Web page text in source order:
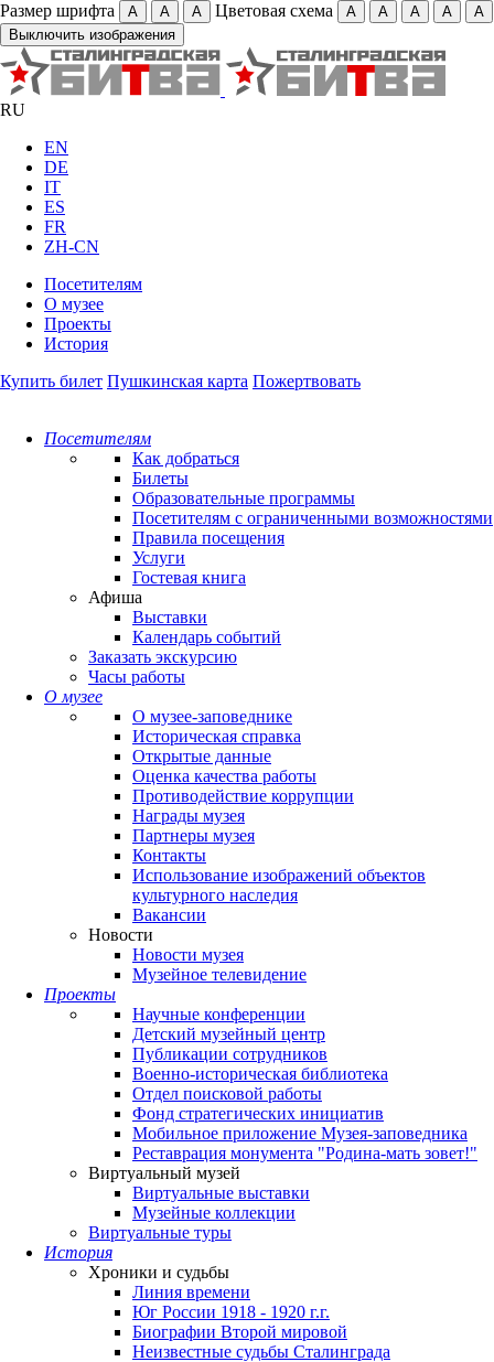
Размер шрифта А А А Цветовая схема А А А А
А
Выключить изображения
RU
EN
DE
IT
ES
FR
ZH-CN
Посетителям
О музее
Проекты
История
Купить билет Пушкинская карта Пожертвовать
Посетителям
Как добраться
Билеты
Образовательные программы
Посетителям с ограниченными возможностями
Правила посещения
Услуги
Гостевая книга
Афиша
Выставки
Календарь событий
Заказать экскурсию
Часы работы
О музее
О музее-заповеднике
Историческая справка
Открытые данные
Оценка качества работы
Противодействие коррупции
Награды музея
Партнеры музея
Контакты
Использование изображений объектов
культурного наследия
Вакансии
Новости
Новости музея
Музейное телевидение
Проекты
Научные конференции
Детский музейный центр
Публикации сотрудников
Военно-историческая библиотека
Отдел поисковой работы
Фонд стратегических инициатив
Мобильное приложение Музея-заповедника
Реставрация монумента "Родина-мать зовет!"
Виртуальный музей
Виртуальные выставки
Музейные коллекции
Виртуальные туры
История
Хроники и судьбы
Линия времени
Юг России 1918 - 1920 г.г.
Биографии Второй мировой
Неизвестные судьбы Сталинграда